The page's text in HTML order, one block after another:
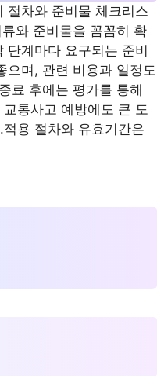
절차와 준비물 체크리스
와 준비물을 꼼꼼히 확
단계마다 요구되는 준비
으며, 관련 비용과 일정도
료 후에는 평가를 통해
통사고 예방에도 큰 도
용 절차와 유효기간은